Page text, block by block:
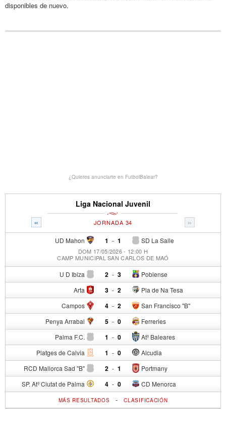
disponibles de nuevo.
¿Quieres anunciarte en FutbolBalear?
Liga Nacional Juvenil
« »
JORNADA 34
UD Mahon 1 - SD La Salle
1
DOM 17/05/2026 - 12:00 H
CAMP MUNICIPAL SAN CARLOS DE MAÓ
U D Ibiza 2 - Poblense
3
Arta 3 - Pla de Na Tesa
2
Campos 4 - San Francisco "B"
2
Penya Arrabal 5 - Ferreries
0
Palma F.C. 1 - Atº Baleares
0
Platges de Calvia 1 - Alcudia
0
RCD Mallorca Sad "B" 2 - Portmany
1
SP. Atº Ciutat de Palma 4 - CD Menorca
0
MÁS RESULTADOS -CLASIFICACIÓN